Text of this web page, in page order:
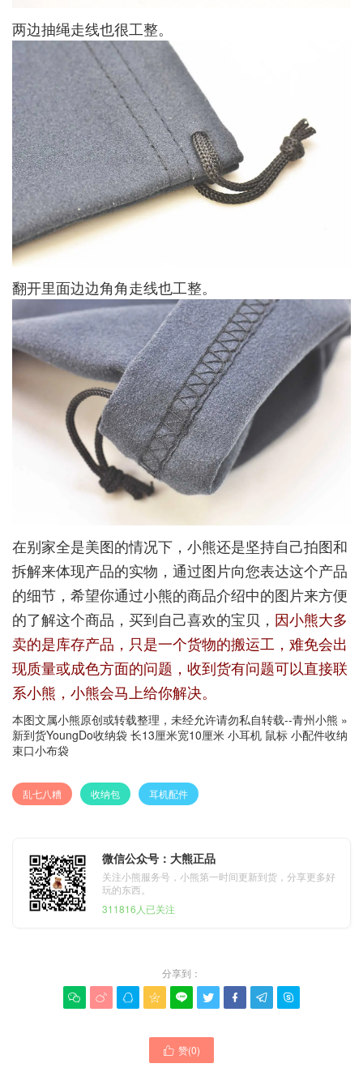
两边抽绳走线也很工整。
翻开里面边边角角走线也工整。
在别家全是美图的情况下，小熊还是坚持自己拍图和
拆解来体现产品的实物，通过图片向您表达这个产品
的细节，希望你通过小熊的商品介绍中的图片来方便
的了解这个商品，买到自己喜欢的宝贝， 因小熊大多
卖的是库存产品，只是一个货物的搬运工，难免会出
现质量或成色方面的问题，收到货有问题可以直接联
系小熊，小熊会马上给你解决。
本图文属小熊原创或转载整理，未经允许请勿私自转载--青州小熊 »
新到货YoungDo收纳袋 长13厘米宽10厘米 小耳机 鼠标 小配件收纳
束口小布袋
乱七八糟 收纳包 耳机配件
微信公众号：大熊正品
关注小熊服务号，小熊第一时间更新到货，分享更多好
玩的东西。
311816人已关注
分享到：
        
 赞(0)